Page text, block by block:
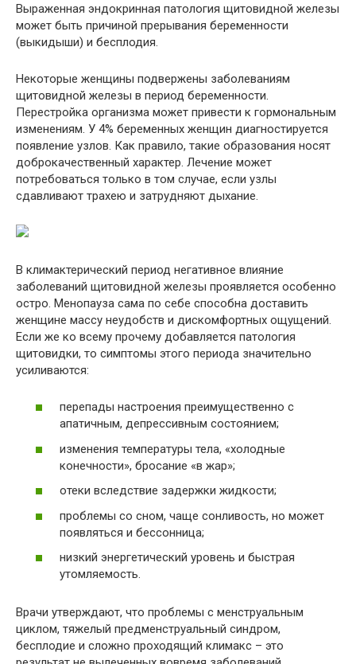
Выраженная эндокринная патология щитовидной железы
может быть причиной прерывания беременности
(выкидыши) и бесплодия.
Некоторые женщины подвержены заболеваниям
щитовидной железы в период беременности.
Перестройка организма может привести к гормональным
изменениям. У 4% беременных женщин диагностируется
появление узлов. Как правило, такие образования носят
доброкачественный характер. Лечение может
потребоваться только в том случае, если узлы
сдавливают трахею и затрудняют дыхание.
В климактерический период негативное влияние
заболеваний щитовидной железы проявляется особенно
остро. Менопауза сама по себе способна доставить
женщине массу неудобств и дискомфортных ощущений.
Если же ко всему прочему добавляется патология
щитовидки, то симптомы этого периода значительно
усиливаются:
перепады настроения преимущественно с
апатичным, депрессивным состоянием;
изменения температуры тела, «холодные
конечности», бросание «в жар»;
отеки вследствие задержки жидкости;
проблемы со сном, чаще сонливость, но может
появляться и бессонница;
низкий энергетический уровень и быстрая
утомляемость.
Врачи утверждают, что проблемы с менструальным
циклом, тяжелый предменструальный синдром,
бесплодие и сложно проходящий климакс – это